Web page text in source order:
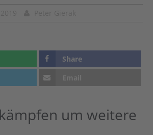
Share
Email
um weitere